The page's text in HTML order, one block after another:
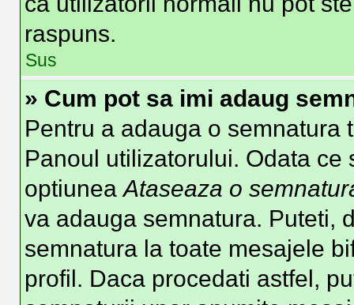
raspuns.
Sus
» Cum pot sa imi adaug
Pentru a adauga o semnatura
Panoul utilizatorului. Odata
optiuneaAtaseaza o
va adauga semnatura. Puteti,
semnatura la toate mesajele
profil. Daca procedati astfel,